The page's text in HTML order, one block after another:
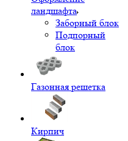
ландшафта
Заборный блок
Подпорный
блок
Газонная решетка
Кирпич